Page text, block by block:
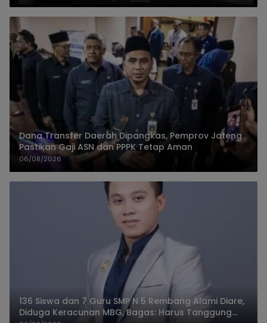
Dana Transfer Daerah Dipangkas, Pemprov Jateng
Pastikan Gaji ASN dan PPPK Tetap Aman
06/08/2026
136 Siswa dan 7 Guru SMP N 5 Rembang Alami Diare,
Diduga Keracunan MBG, Bagas: Harus Tanggung